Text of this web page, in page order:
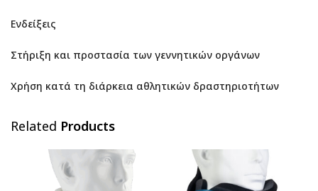
Ενδείξεις
Στήριξη και προστασία των γεννητικών οργάνων
Χρήση κατά τη διάρκεια αθλητικών δραστηριοτήτων
Related Products